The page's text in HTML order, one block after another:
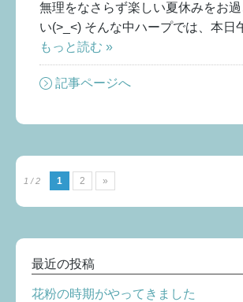
無理をなさらず楽しい夏休みをお
い(>_<) そんな中ハープでは、本
もっと読む »
記事ページへ
1 / 2 1 2 »
最近の投稿
花粉の時期がやってきました